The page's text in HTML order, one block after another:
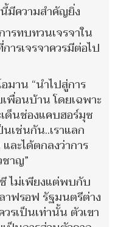
มีความสำคัญยิ่ง
รทบทวนเจรจาใน
ารเจรจาควรมีต่อไป
มาน “นำไปสู่การ
พื่อนบ้าน โดยเฉพาะ
ด็นช่องแคบฮอร์มุซ
เช่นกัน..เราแลก
ละได้ตกลงว่าการ
าญ”
ไม่เพียงแต่พบกับ
าฟรอฟ รัฐมนตรีต่าง
รเป็นเท่านั้น ตัวเขา